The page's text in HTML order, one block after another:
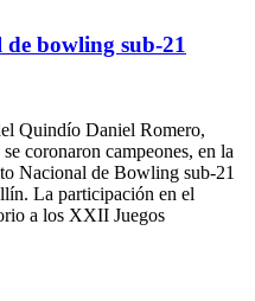
bowling sub-21
Quindío Daniel Romero,
coronaron campeones, en la
Nacional de Bowling sub-21
La participación en el
a los XXII Juegos